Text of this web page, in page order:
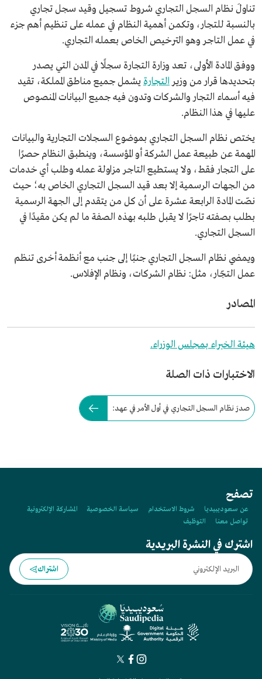
تناولَ نظام السجل التجاري شروط تسجيل وقيد سجل تجاري
بالنسبة للتجار، وتكمن أهمية النظام في عمله على تنظيم أهم جزء
في عمل التاجر وهو الترخيص الخاص بعمله التجاري.
ووفق المادة الأولى، تعد وزارة التجارة سجلًا في المدن التي يصدر
بتحديدها قرار من وزير التجارة يشمل جميع مناطق المملكة، تقيد
فيه أسماء التجار والشركات وتدون فيه جميع البيانات المنصوص
عليها في هذا النظام.
يختص نظام السجل التجاري بموضوع السجلات التجارية والبيانات
المهمة عن طبيعة عمل الشركة أو المؤسسة، وينطبق النظام حصرًا
على التجار فقط، ولا يستطيع التاجر مزاولة عمله وطلب أي خدمات
من الجهات الرسمية إلا بعد قيد السجل التجاري الخاص به؛ حيث
نصّت المادة الرابعة عشرة على أن كل من يتقدم إلى الجهة الرسمية
بطلب بصفته تاجرًا لا يقبل طلبه بهذه الصفة ما لم يكن مقيدًا في
السجل التجاري.
ويمضي نظام السجل التجاري جنبًا إلى جنب مع أنظمة أخرى تنظم
عمل التجّار، مثل: نظام الشركات، ونظام الإفلاس.
المصادر
هيئة الخبراء بمجلس الوزراء.
الاختبارات ذات الصلة
صدرَ نظام السجل التجاري في أول الأمر في عهد:
تصفح
عن سعوديبيديا شروط الاستخدام سياسة الخصوصية
المشاركة الإلكترونية
تواصل معنا
التوظيف
اشترك في النشرة البريدية
اشتراك